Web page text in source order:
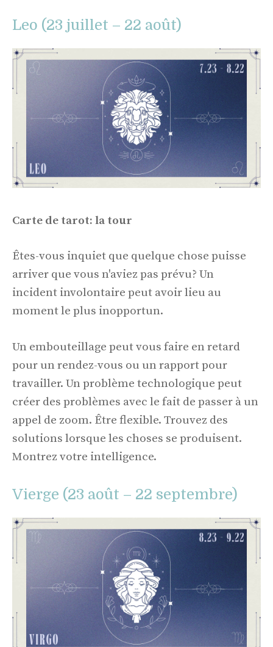
Leo (23 juillet – 22 août)
Carte de tarot: la tour
Êtes-vous inquiet que quelque chose puisse
arriver que vous n'aviez pas prévu? Un
incident involontaire peut avoir lieu au
moment le plus inopportun.
Un embouteillage peut vous faire en retard
pour un rendez-vous ou un rapport pour
travailler. Un problème technologique peut
créer des problèmes avec le fait de passer à un
appel de zoom. Être flexible. Trouvez des
solutions lorsque les choses se produisent.
Montrez votre intelligence.
Vierge (23 août – 22 septembre)